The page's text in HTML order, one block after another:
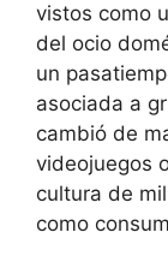
vistos como
del ocio
un
asociada a
cambió de
videojuegos
cultura de
como